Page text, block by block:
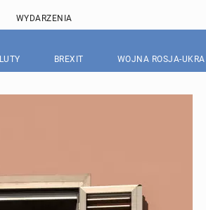
WYDARZENIA
BREXIT WOJNA ROSJA-